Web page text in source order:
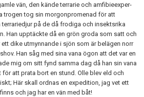
vän, den kände terrarie och amfibieexper-
trogen tog sin morgonpromenad för att
terrariedjur på de då frodiga och insektsrika
Han upptäckte då en grön groda som satt och
dike utmynnande i sjön som är belägen norr
Han såg med sina vana ögon att det var en
mig om sitt fynd samma dag då han sin vana
att prata bort en stund. Olle blev eld och
Här skall ordnas en expedition, jag vet ett
och jag har en vän med båt!